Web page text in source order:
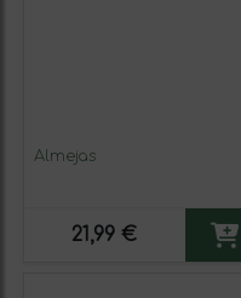
Almejas
21,99 €